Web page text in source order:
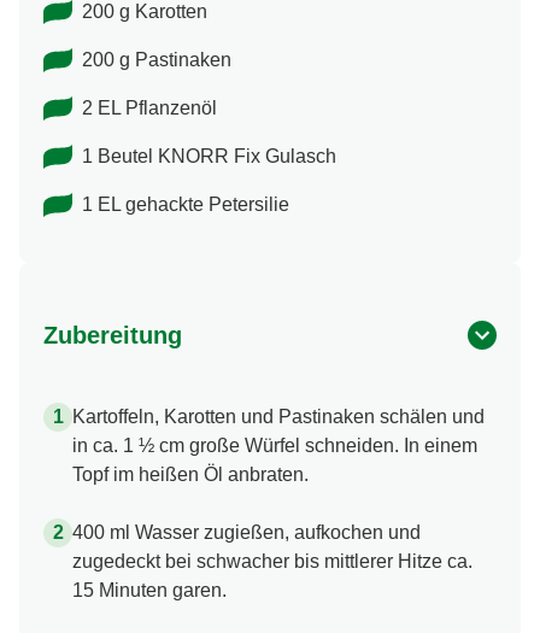
200 g Karotten
200 g Pastinaken
2 EL Pflanzenöl
1 Beutel KNORR Fix Gulasch
1 EL gehackte Petersilie
Zubereitung
Kartoffeln, Karotten und Pastinaken schälen und
in ca. 1 ½ cm große Würfel schneiden. In einem
Topf im heißen Öl anbraten.
400 ml Wasser zugießen, aufkochen und
zugedeckt bei schwacher bis mittlerer Hitze ca.
15 Minuten garen.